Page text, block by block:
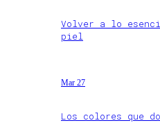
Volver a lo
piel
Mar 27
Los colores que